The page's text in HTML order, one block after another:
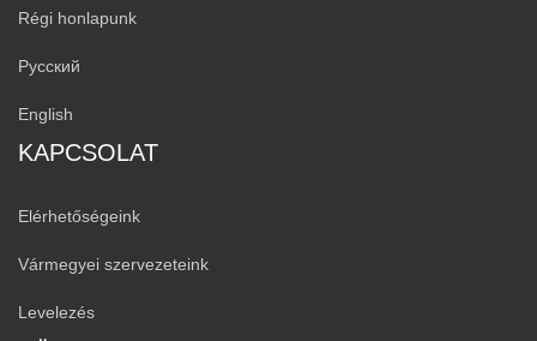
Régi honlapunk
Русский
English
KAPCSOLAT
Elérhetőségeink
Vármegyei szervezeteink
Levelezés